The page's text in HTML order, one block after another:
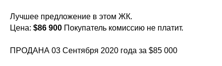
Лучшее предложение в этом ЖК.
Цена: $86 900 Покупатель комиссию не платит.
ПРОДАНА 03 Сентября 2020 года за $85 000